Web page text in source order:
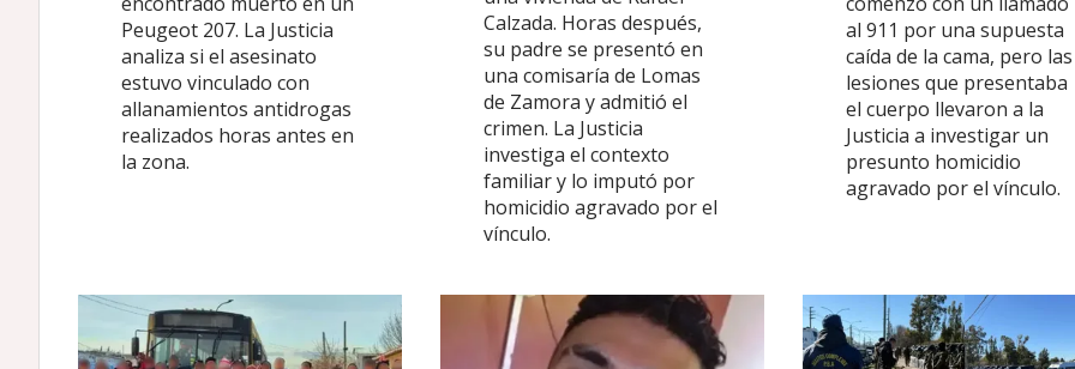
Peugeot 207. La Justicia
analiza si el asesinato
estuvo vinculado con
allanamientos antidrogas
realizados horas antes en
la zona.
Calzada. Horas después,
su padre se presentó en
una comisaría de Lomas
de Zamora y admitió el
crimen. La Justicia
investiga el contexto
familiar y lo imputó por
homicidio agravado por el
vínculo.
al 911 por una supuesta
caída de la cama, pero las
lesiones que presentaba
el cuerpo llevaron a la
Justicia a investigar un
presunto homicidio
agravado por el vínculo.